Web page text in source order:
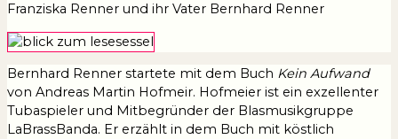
Franziska Renner und ihr Vater Bernhard Renner
Bernhard Renner startete mit dem Buch Kein Aufwand
von Andreas Martin Hofmeir. Hofmeier ist ein exzellenter
Tubaspieler und Mitbegründer der Blasmusikgruppe
LaBrassBanda. Er erzählt in dem Buch mit köstlich